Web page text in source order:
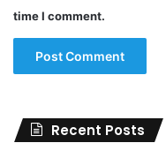
time I comment.
Recent Posts